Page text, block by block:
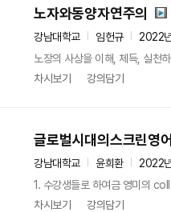
노자와동양자연주의
강남대학교 임헌규
2022
노장의 사상을 이해, 체득, 실천
차시보기
강의담기
글로벌시대의스크린영
강남대학교 윤희환
2022
1. 수강생들로 하여금 영미의
차시보기
강의담기